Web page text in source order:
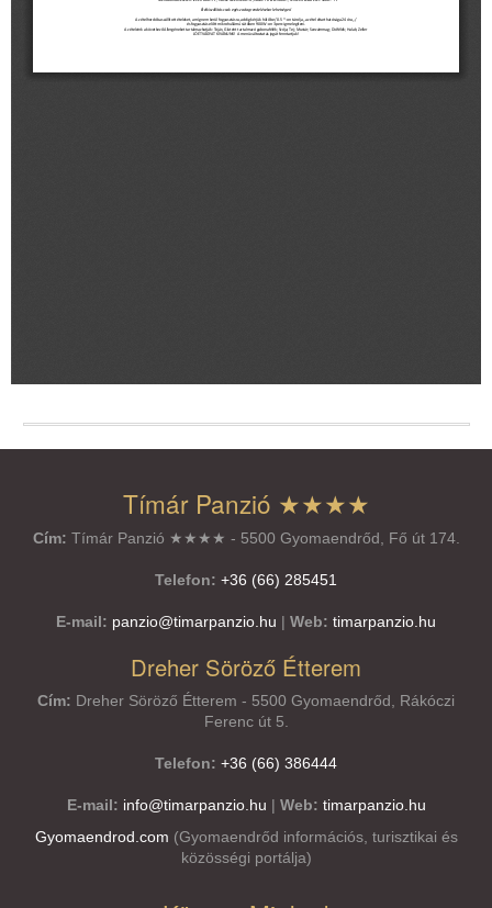
Tímár Panzió ★★★★
Cím: Tímár Panzió ★★★★ - 5500 Gyomaendrőd, Fő út 174.
Telefon: +36 (66) 285451
E-mail: panzio@timarpanzio.hu Web: timarpanzio.hu
Dreher Söröző Étterem
Cím: Dreher Söröző Étterem - 5500 Gyomaendrőd, Rákóczi
Ferenc út 5.
Telefon: +36 (66) 386444
E-mail: info@timarpanzio.hu | Web: timarpanzio.hu
Gyomaendrod.com (Gyomaendrőd információs, turisztikai és
közösségi portálja)